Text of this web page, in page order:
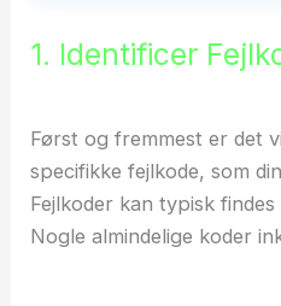
1. Identificer
Først og fremmest er det
specifikke fejlkode, som
Fejlkoder kan typisk
Nogle almindelige koder